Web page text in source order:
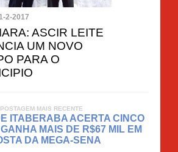
2-2017
ASCIR LEITE
UM NOVO
PARA O
POSTAGEM MAIS RECENTE
ITABERABA ACERTA CINCO
MAIS DE R$67 MIL EM
DA MEGA-SENA